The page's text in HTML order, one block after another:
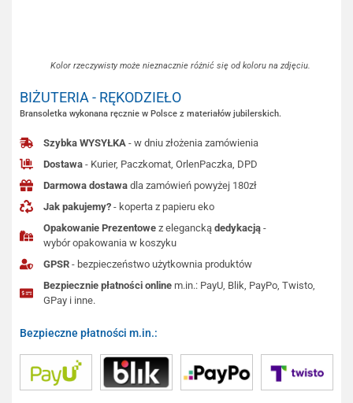
Kolor rzeczywisty może nieznacznie różnić się od koloru na zdjęciu.
BIŻUTERIA - RĘKODZIEŁO
Bransoletka wykonana ręcznie w Polsce z materiałów jubilerskich.
Szybka WYSYŁKA - w dniu złożenia zamówienia
Dostawa - Kurier, Paczkomat, OrlenPaczka, DPD
Darmowa dostawa dla zamówień powyżej 180zł
Jak pakujemy? - koperta z papieru eko
Opakowanie Prezentowe z eleganckądedykacją -
wybór opakowania w koszyku
GPSR - bezpieczeństwo użytkownia produktów
Bezpiecznie płatności online m.in.: PayU, Blik, PayPo, Twisto,
GPay i inne.
Bezpieczne płatności m.in.: